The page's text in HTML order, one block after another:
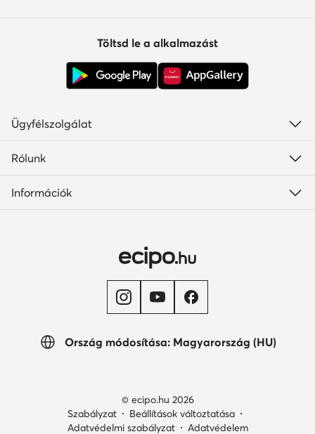
Ország módosítása: Magyarország (HU)
Töltsd le a alkalmazást
Ügyfélszolgálat
Rólunk
Információk
© ecipo.hu 2026
Szabályzat
Beállítások változtatása
Adatvédelmi szabályzat
Adatvédelem